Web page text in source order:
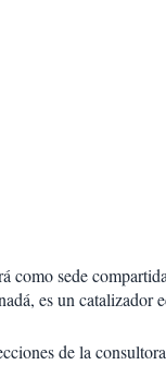
como sede
es un catalizador
de la